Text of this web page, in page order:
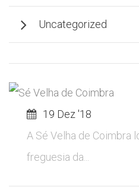
Uncategorized
19 Dez '18
A Sé Velha de Coimbra
freguesia da...